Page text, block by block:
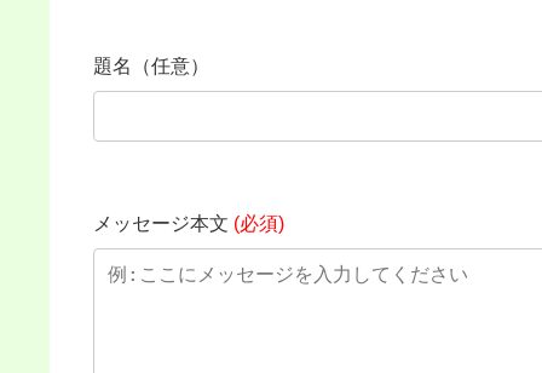
題名（任意）
メッセージ本文 (必須)